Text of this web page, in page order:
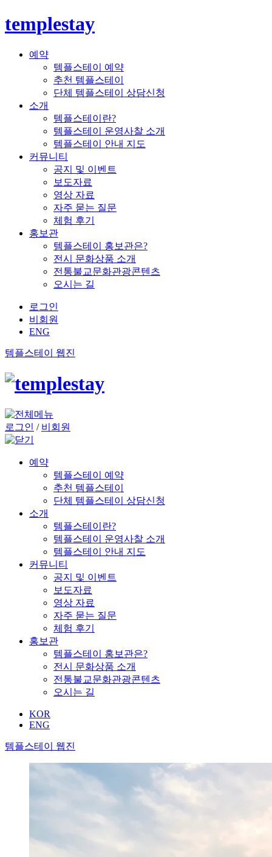
templestay
예약
템플스테이 예약
추천 템플스테이
단체 템플스테이 상담신청
소개
템플스테이란?
템플스테이 운영사찰 소개
템플스테이 안내 지도
커뮤니티
공지 및 이벤트
보도자료
영상 자료
자주 묻는 질문
체험 후기
홍보관
템플스테이 홍보관은?
전시 문화상품 소개
전통불교문화관광콘텐츠
오시는 길
로그인
비회원
ENG
템플스테이 웹진
로그인 / 비회원
예약
템플스테이 예약
추천 템플스테이
단체 템플스테이 상담신청
소개
템플스테이란?
템플스테이 운영사찰 소개
템플스테이 안내 지도
커뮤니티
공지 및 이벤트
보도자료
영상 자료
자주 묻는 질문
체험 후기
홍보관
템플스테이 홍보관은?
전시 문화상품 소개
전통불교문화관광콘텐츠
오시는 길
KOR
ENG
템플스테이 웹진